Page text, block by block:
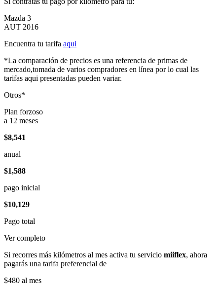
Mazda 3
AUT 2016
Encuentra tu tarifa aqui
*La comparación de precios es una referencia de primas de
mercado,tomada de varios compradores en línea por lo cual las
tarifas aqui presentadas pueden variar.
Otros*
Plan forzoso
a 12 meses
$8,541
anual
$1,588
pago inicial
$10,129
Pago total
Ver completo
Si recorres más kilómetros al mes activa tu servicio miiflex, ahora
pagarás una tarifa preferencial de
$480 al mes